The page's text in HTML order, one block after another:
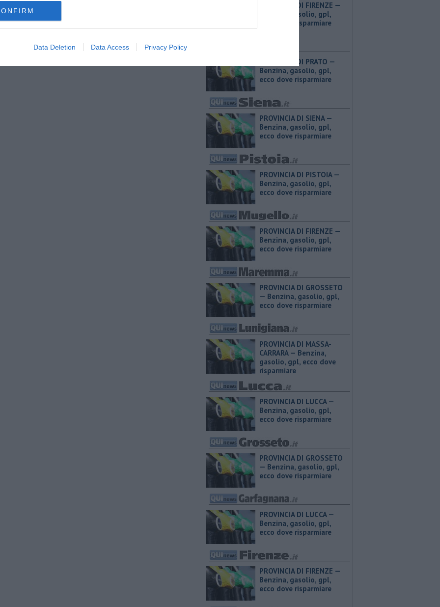
Data Deletion Data Access Privacy Policy
PROVINCIA DI FIRENZE — ​
Benzina, gasolio, gpl,
ecco dove risparmiare
PROVINCIA DI PRATO — ​
Benzina, gasolio, gpl,
ecco dove risparmiare
PROVINCIA DI SIENA — ​
Benzina, gasolio, gpl,
ecco dove risparmiare
PROVINCIA DI PISTOIA — ​
Benzina, gasolio, gpl,
ecco dove risparmiare
PROVINCIA DI FIRENZE — ​
Benzina, gasolio, gpl,
ecco dove risparmiare
PROVINCIA DI GROSSETO
— ​Benzina, gasolio, gpl,
ecco dove risparmiare
PROVINCIA DI MASSA-
CARRARA — ​Benzina,
gasolio, gpl, ecco dove
risparmiare
PROVINCIA DI LUCCA — ​
Benzina, gasolio, gpl,
ecco dove risparmiare
PROVINCIA DI GROSSETO
— ​Benzina, gasolio, gpl,
ecco dove risparmiare
PROVINCIA DI LUCCA — ​
Benzina, gasolio, gpl,
ecco dove risparmiare
PROVINCIA DI FIRENZE — ​
Benzina, gasolio, gpl,
ecco dove risparmiare